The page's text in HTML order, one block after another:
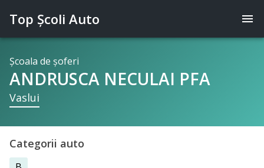
menu
Top Şcoli Auto
Şcoala de şoferi
ANDRUSCA NECULAI PFA
Vaslui
Categorii auto